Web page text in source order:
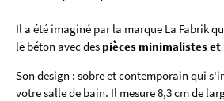
Il a été imaginé par la marque La Fabrik
le béton avec des pièces minimalistes
Son design : sobre et contemporain qui
votre salle de bain. Il mesure 8,3 cm de